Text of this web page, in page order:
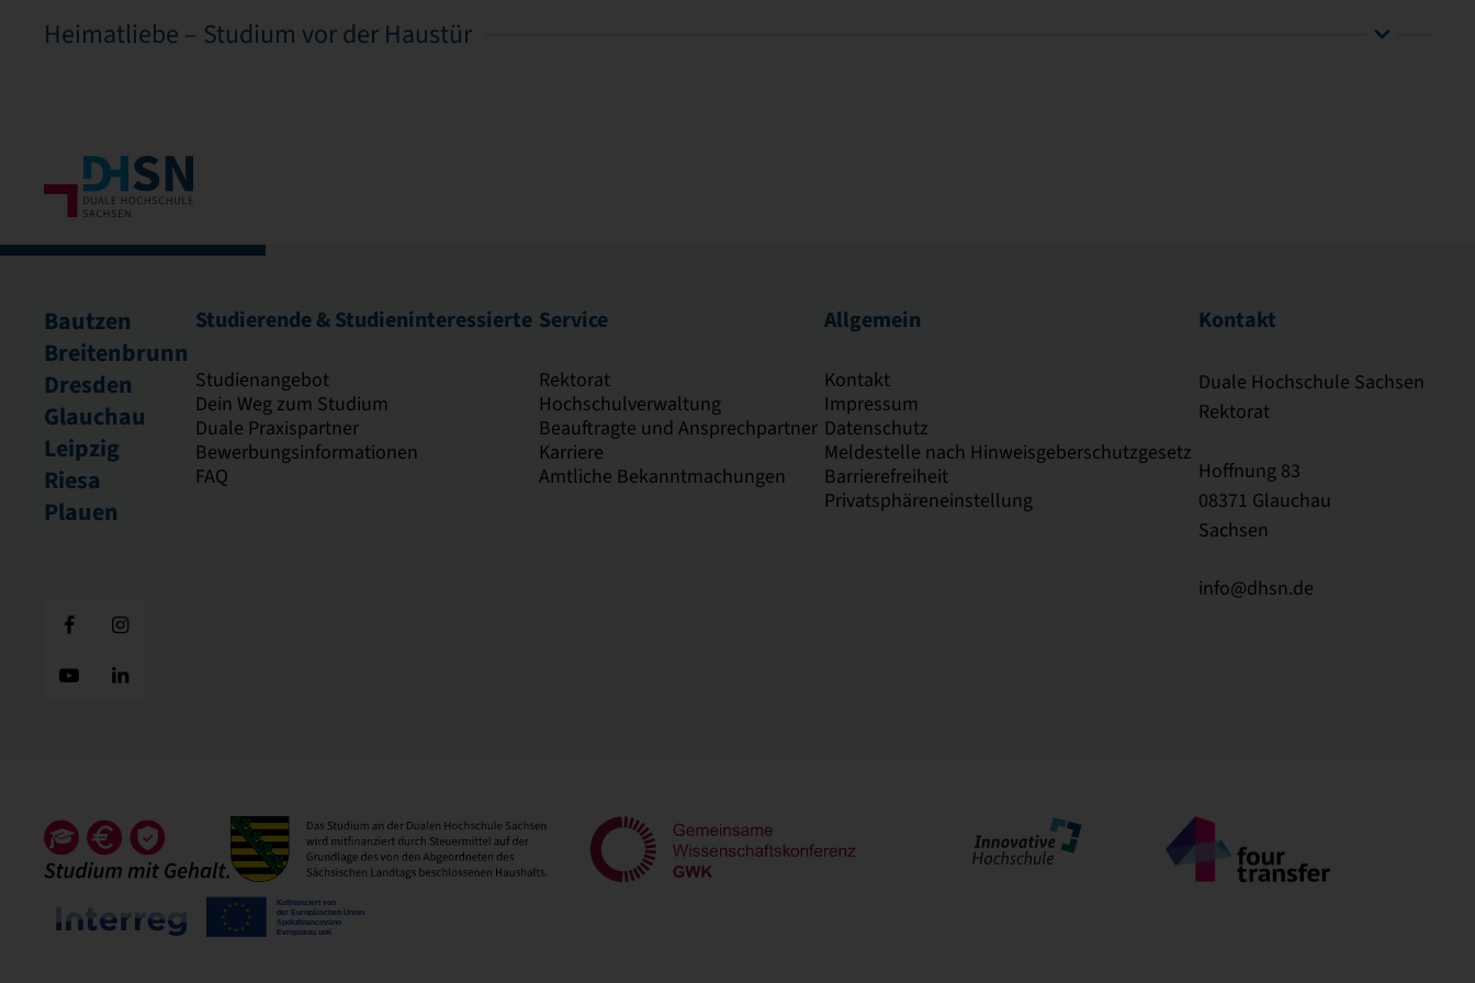
Heimatliebe – Studium vor der Haustür
Bautzen
Breitenbrunn
Dresden
Glauchau
Leipzig
Riesa
Plauen
Studierende & Studieninteressierte
Studienangebot
Dein Weg zum Studium
Duale Praxispartner
Bewerbungsinformationen
FAQ
Service
Rektorat
Hochschulverwaltung
Beauftragte und Ansprechpartner
Karriere
Amtliche Bekanntmachungen
Allgemein
Kontakt
Impressum
Datenschutz
Meldestelle nach Hinweisgeberschutzgesetz
Barrierefreiheit
Privatsphäreneinstellung
Kontakt
Duale Hochschule Sachsen
Rektorat
Hoffnung 83
08371 Glauchau
Sachsen
info@dhsn.de